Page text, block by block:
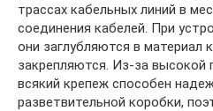
трассах кабельных линий в
соединения кабелей. При
они заглубляются в материал
закрепляются. Из-за высокой
всякий крепеж способен
разветвительной коробки,